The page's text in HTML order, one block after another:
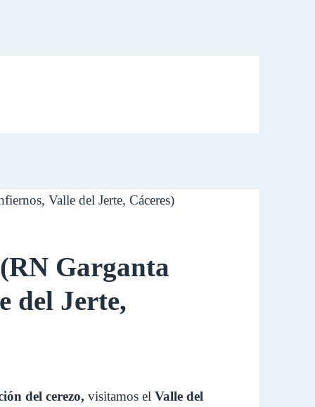
Garganta
del Jerte,
del cerezo, visitamos elValle del